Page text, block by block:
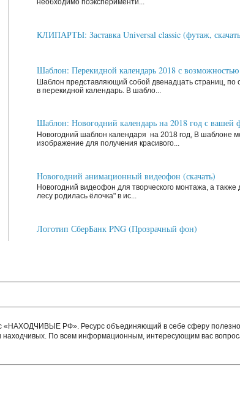
необходимо поэксперименти...
КЛИПАРТЫ: Заставка Universal classic (футаж,
Шаблон: Перекидной календарь 2018 с
Шаблон представляющий собой двенадцать страниц,
в перекидной календарь. В шабло...
Шаблон: Новогодний календарь на 2018 год с вашей
Новогодний шаблон календаря на 2018 год, В шаблоне
изображение для получения красивого...
Новогодний анимационный видеофон (скачать)
Новогодний видеофон для творческого монтажа, а
лесу родилась ёлочка" в ис...
Логотип СберБанк PNG (Прозрачный фон)
РФ». Ресурс объединяющий в себе сферу
находчивых. По всем информационным, интересующим вас